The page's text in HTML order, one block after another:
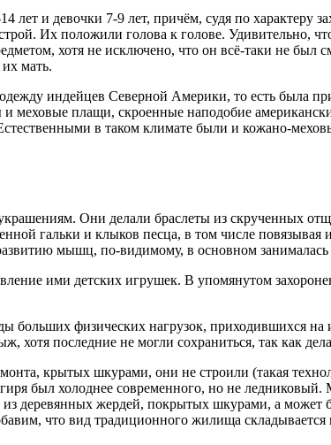
лет и девочки 7-9 лет, причём, судя по характеру
Их положили голова к голове. Удивительно,
хотя не исключено, что он всё-таки не был
мать.
индейцев Северной Америки, то есть была
плащи, скроенные наподобие
в таком климате были и кожано-
Они делали браслеты из скрученных
гальки и клыков песца, в том числе
мышц, по-видимому, в основном
ими детских игрушек. В упомянутом
больших физических нагрузок, приходившихся
хотя последние не могли сохраниться, так как
крытых шкурами, они не строили (такая
был холоднее современного, но не ледниковый.
деревянных жердей, покрытых шкурами, а может
что вид традиционного жилища